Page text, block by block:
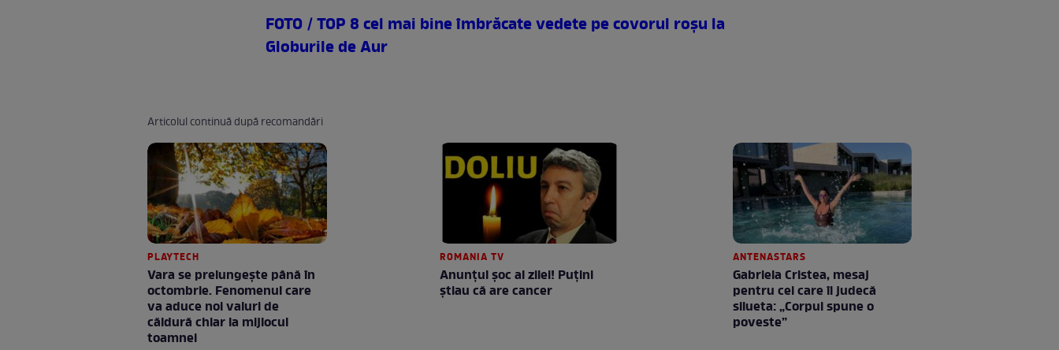
FOTO / TOP 8 cel mai bine îmbrăcate vedete pe covorul roşu la
Globurile de Aur
Articolul continuă după recomandări
PLAYTECH
Vara se prelungeşte până în
octombrie. Fenomenul care
va aduce noi valuri de
căldură chiar la mijlocul
toamnei
ROMANIA TV
Anunţul şoc al zilei! Puţini
ştiau că are cancer
ANTENASTARS
Gabriela Cristea, mesaj
pentru cei care îi judecă
silueta: „Corpul spune o
poveste”